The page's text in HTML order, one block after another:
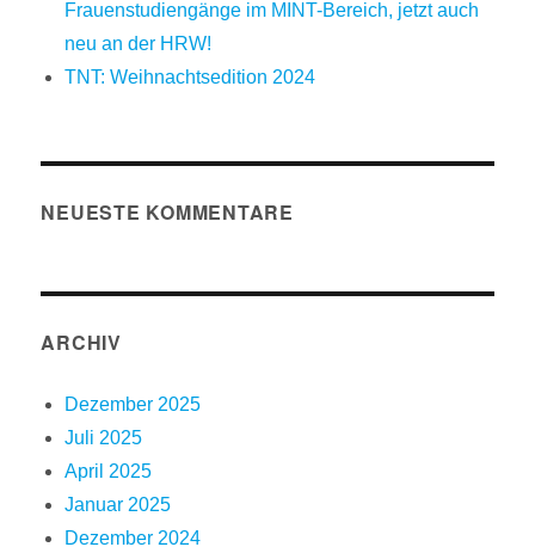
Frauenstudiengänge im MINT-Bereich, jetzt auch
neu an der HRW!
TNT: Weihnachtsedition 2024
NEUESTE KOMMENTARE
ARCHIV
Dezember 2025
Juli 2025
April 2025
Januar 2025
Dezember 2024